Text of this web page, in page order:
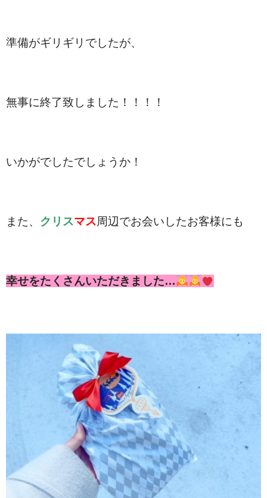
準備がギリギリでしたが、
無事に終了致しました！！！！
いかがでしたでしょうか！
また、 クリスマス周辺でお会いしたお客様にも
幸せをたくさんいただきました…